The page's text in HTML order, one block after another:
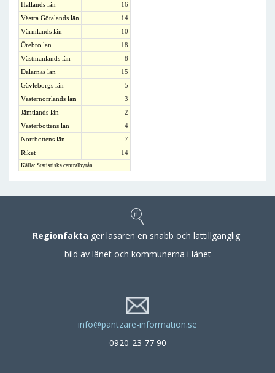
Hallands län
16
Västra Götalands län
14
Värmlands län
10
Örebro län
18
Västmanlands län
8
Dalarnas län
15
Gävleborgs län
5
Västernorrlands län
3
Jämtlands län
2
Västerbottens län
4
Norrbottens län
7
Riket
14
Källa: Statistiska centralbyrån
Regionfakta ger läsaren en snabb och lättillgänglig
bild av länet och kommunerna i länet
info@pantzare-information.se
0920-23 77 90